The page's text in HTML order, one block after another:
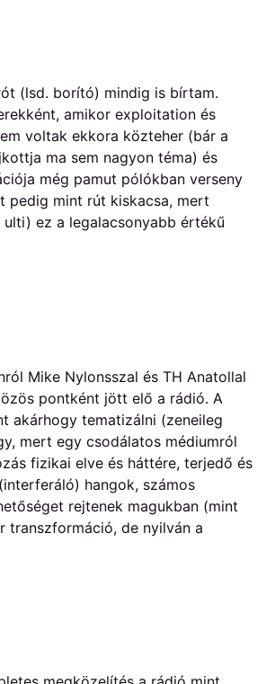
(lsd. borító) mindig is bírtam.
amikor exploitation és
voltak ekkora közteher (bár a
ma sem nagyon téma) és
még pamut pólókban verseny
pedig mint rút kiskacsa, mert
ulti) ez a legalacsonyabb értékű
Mike Nylonsszal és TH Anatollal
pontként jött elő a rádió. A
akárhogy tematizálni (zeneileg
mert egy csodálatos médiumról
fizikai elve és háttére, terjedő és
hangok, számos
rejtenek magukban (mint
transzformáció, de nyilván a